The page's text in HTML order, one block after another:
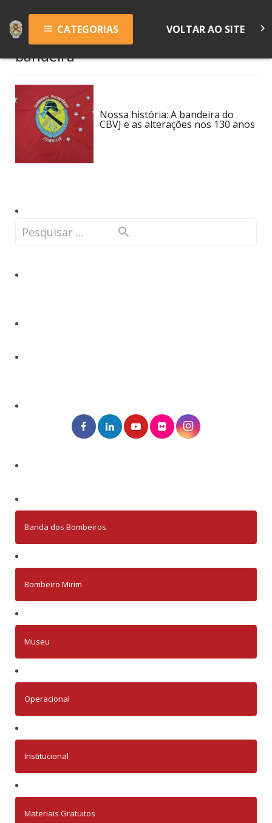
menu CATEGORIAS VOLTAR AO SITE keyboard_arrow_right
bandeira
Nossa história: A bandeira do
CBVJ e as alterações nos 130 anos
Banda dos Bombeiros
Bombeiro Mirim
Museu
Operacional
Institucional
Materiais Gratuitos